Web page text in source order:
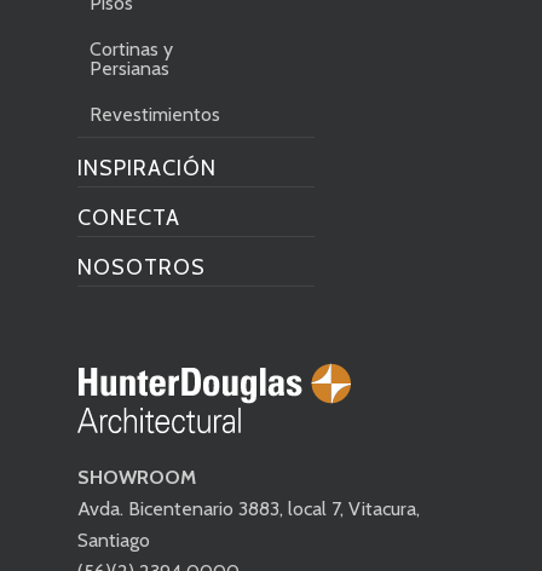
SHOWROOM
Avda. Bicentenario 3883, local 7, Vitacura,
Santiago
Cortinas y
Persianas
Revestimientos
INSPIRACIÓN
CONECTA
NOSOTROS